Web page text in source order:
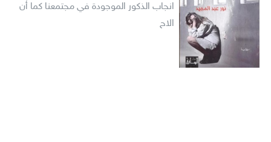
انجاب الذكور الموجودة في مجتمعنا كما أن
الاح